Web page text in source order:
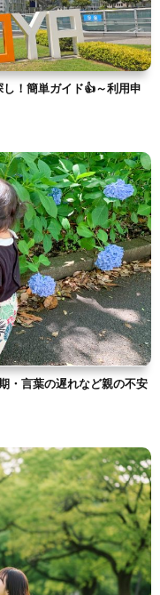
！簡単ガイド👍～利用申
・言葉の遅れなど親の不安